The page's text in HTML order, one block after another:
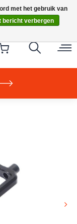
uit voorraad
met het gebruik van
bericht verbergen